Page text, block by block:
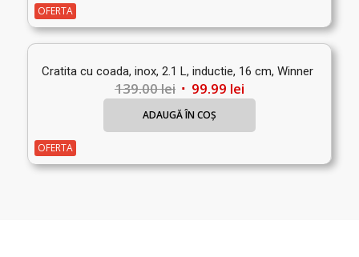
179.00 lei.
OFERTA
Cratita cu coada, inox, 2.1 L, inductie, 16 cm, Winner
139.00lei Prețul
inițial
139.00 lei.
99.99 leiPrețul
curent
este:
ADAUGĂ ÎN COȘ
OFERTA